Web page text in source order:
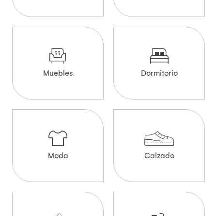
Muebles Dormitorio
Moda Calzado